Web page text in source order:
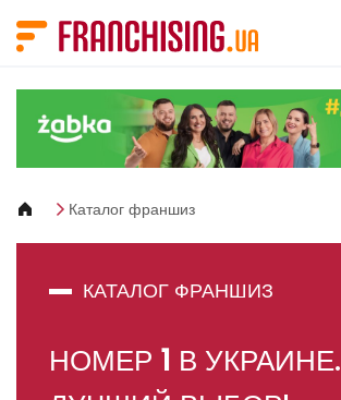
Каталог франшиз
КАТАЛОГ ФРАНШИЗ
НОМЕР 1 В УКРАИНЕ.